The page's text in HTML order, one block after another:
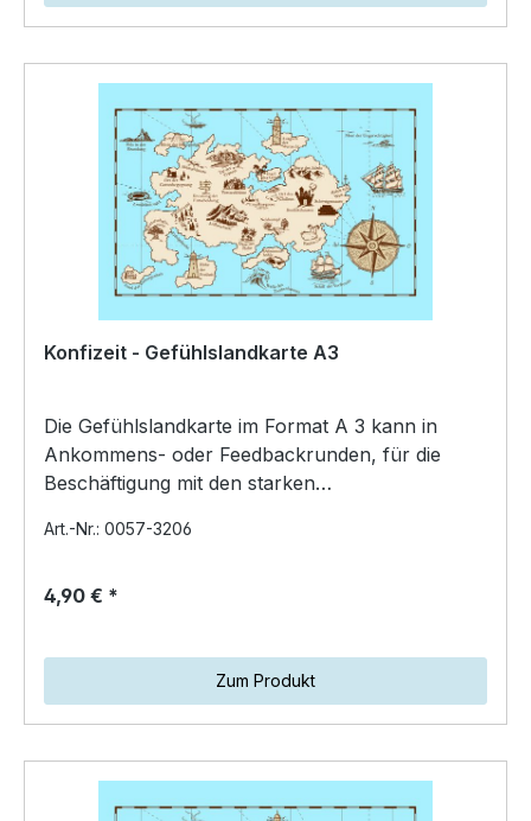
Konfizeit - Gefühlslandkarte A3
Die Gefühlslandkarte im Format A 3 kann in
Ankommens- oder Feedbackrunden, für die
Beschäftigung mit den starken
Art.-Nr.: 0057-3206
4,90 € *
Zum Produkt